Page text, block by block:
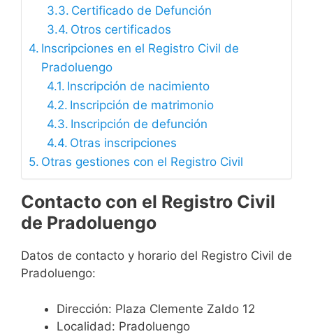
Certificado de Defunción
Otros certificados
Inscripciones en el Registro Civil de
Pradoluengo
Inscripción de nacimiento
Inscripción de matrimonio
Inscripción de defunción
Otras inscripciones
Otras gestiones con el Registro Civil
Contacto con el Registro Civil
de Pradoluengo
Datos de contacto y horario del Registro Civil de
Pradoluengo:
Dirección: Plaza Clemente Zaldo 12
Localidad: Pradoluengo